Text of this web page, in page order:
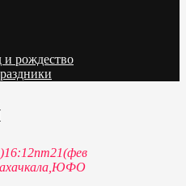
рождество
16:12пт21(фев
ЮФО